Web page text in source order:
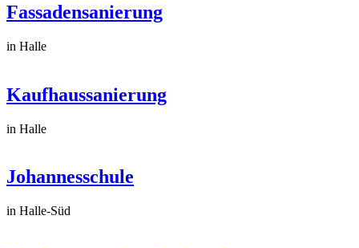
Fassadensanierung
in Halle
Kaufhaussanierung
in Halle
Johannesschule
in Halle-Süd